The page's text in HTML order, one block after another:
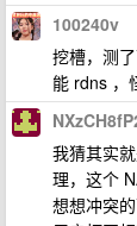
100240v
挖槽，测
能 rdns ，
我猜其实
理，这个
想想冲突